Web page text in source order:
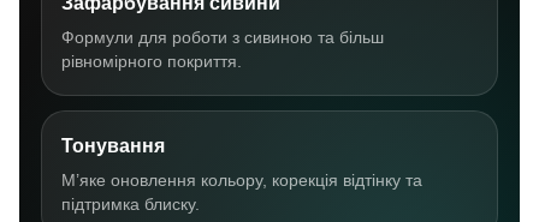
Формули для роботи з сивиною та більш
рівномірного покриття.
Тонування
М’яке оновлення кольору, корекція відтінку та
підтримка блиску.